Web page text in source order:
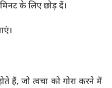
के लिए छोड़ दें।
हैं, जो त्वचा को गोरा करने में